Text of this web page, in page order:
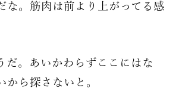
な。筋肉は前より上がってる感
だ。あいかわらずここにはな
から探さないと。